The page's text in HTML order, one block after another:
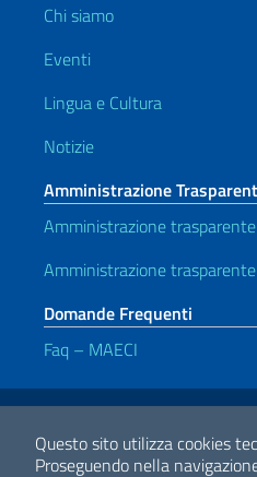
Questo sito utilizza cookies
Proseguendo nella
Chi siamo
Eventi
Lingua e Cultura
Notizie
Amministrazione
Amministrazione
Amministrazione
Domande Frequenti
Faq – MAECI
Link Utili